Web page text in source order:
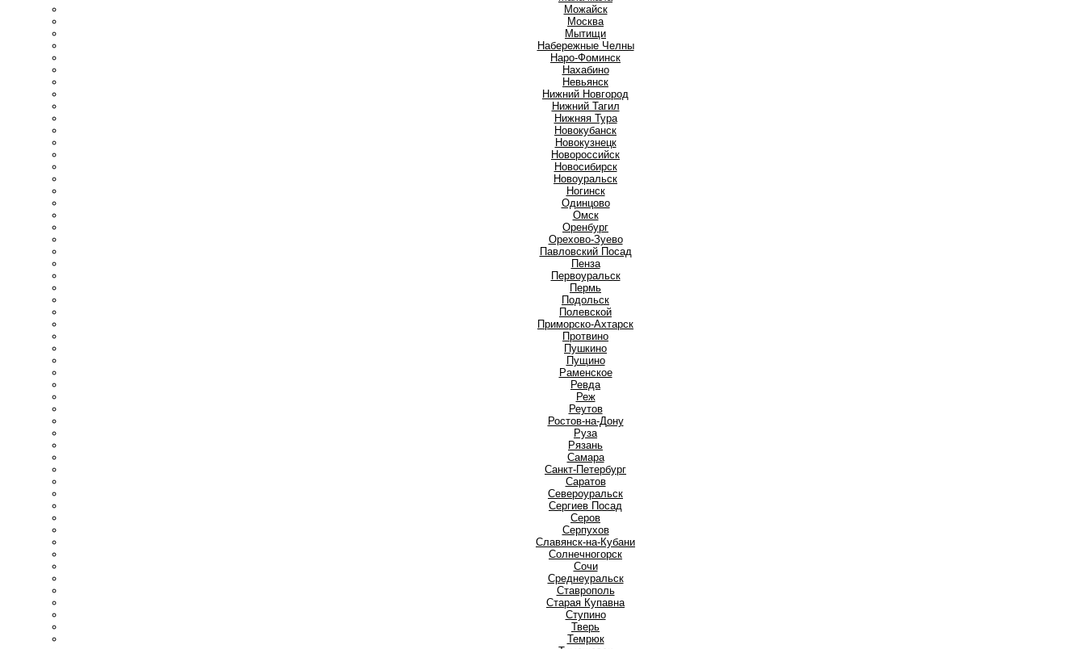
Можайск
Москва
Мытищи
Набережные Челны
Наро-Фоминск
Нахабино
Невьянск
Нижний Новгород
Нижний Тагил
Нижняя Тура
Новокубанск
Новокузнецк
Новороссийск
Новосибирск
Новоуральск
Ногинск
Одинцово
Омск
Оренбург
Орехово-Зуево
Павловский Посад
Пенза
Первоуральск
Пермь
Подольск
Полевской
Приморско-Ахтарск
Протвино
Пушкино
Пущино
Раменское
Ревда
Реж
Реутов
Ростов-на-Дону
Руза
Рязань
Самара
Санкт-Петербург
Саратов
Североуральск
Сергиев Посад
Серов
Серпухов
Славянск-на-Кубани
Солнечногорск
Сочи
Среднеуральск
Ставрополь
Старая Купавна
Ступино
Тверь
Темрюк